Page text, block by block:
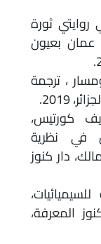
ثورة
بعيون
، ترجمة
كورتيس،
في نظرية
دار كنوز
كنوز المعرفة،